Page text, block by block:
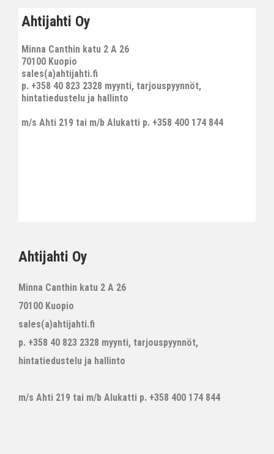
Ahtijahti Oy
Minna Canthin katu 2 A 26
70100 Kuopio
sales(a)ahtijahti.fi
p. +358 40 823 2328 myynti, tarjouspyynnöt,
hintatiedustelu ja hallinto
m/s Ahti 219 tai m/b Alukatti p. +358 400 174 844
Ahtijahti Oy
Minna Canthin katu 2 A 26
70100 Kuopio
sales(a)ahtijahti.fi
p. +358 40 823 2328 myynti, tarjouspyynnöt,
hintatiedustelu ja hallinto
m/s Ahti 219 tai m/b Alukatti p. +358 400 174 844